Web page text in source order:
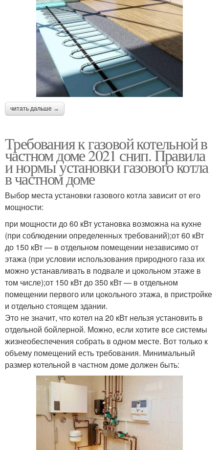
читать дальше →
Требования к газовой котельной в
частном доме 2021 снип. Правила
и нормы установки газового котла
в частном доме
Выбор места установки газового котла зависит от его
мощности:
при мощности до 60 кВт установка возможна на кухне
(при соблюдении определенных требований);от 60 кВт
до 150 кВт — в отдельном помещении независимо от
этажа (при условии использования природного газа их
можно устанавливать в подвале и цокольном этаже в
том числе);от 150 кВт до 350 кВт — в отдельном
помещении первого или цокольного этажа, в пристройке
и отдельно стоящем здании.
Это не значит, что котел на 20 кВт нельзя установить в
отдельной бойлерной. Можно, если хотите все системы
жизнеобеспечения собрать в одном месте. Вот только к
объему помещений есть требования. Минимальный
размер котельной в частном доме должен быть: